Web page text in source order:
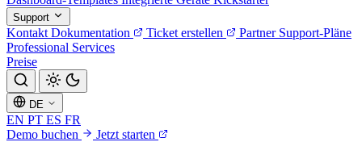
Support
Kontakt Dokumentation Ticket erstellen Partner Support-Pläne
Professional Services
Preise
DE
EN PT ES FR
Demo buchen
Jetzt starten